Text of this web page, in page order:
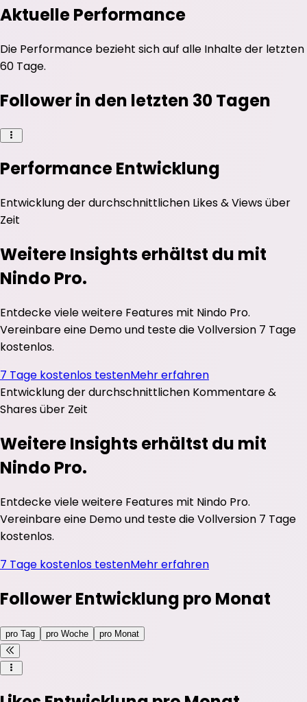
Aktuelle Performance
Die Performance bezieht sich auf alle Inhalte der letzten
60 Tage.
Follower in den letzten 30 Tagen
Performance Entwicklung
Entwicklung der durchschnittlichen Likes&Viewsüber
Zeit
Weitere Insights erhältst du mit
Nindo Pro.
Entdecke viele weitere Features mit Nindo Pro.
Vereinbare eine Demo und teste die Vollversion 7 Tage
kostenlos.
7 Tage kostenlos testenMehr erfahren
Entwicklung der durchschnittlichen Kommentare&
Sharesüber Zeit
Weitere Insights erhältst du mit
Nindo Pro.
Entdecke viele weitere Features mit Nindo Pro.
Vereinbare eine Demo und teste die Vollversion 7 Tage
kostenlos.
7 Tage kostenlos testenMehr erfahren
Follower Entwicklung pro Monat
pro Tag pro Woche pro Monat